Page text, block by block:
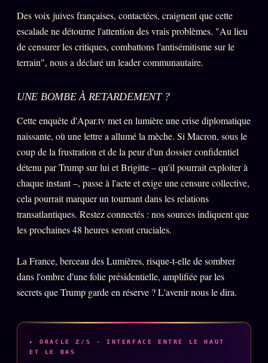
Des voix juives françaises, contactées, craignent que cette
escalade ne détourne l'attention des vrais problèmes. "Au lieu
de censurer les critiques, combattons l'antisémitisme sur le
terrain", nous a déclaré un leader communautaire.
UNE BOMBE À RETARDEMENT ?
Cette enquête d'Apar.tv met en lumière une crise diplomatique
naissante, où une lettre a allumé la mèche. Si Macron, sous le
coup de la frustration et de la peur d'un dossier confidentiel
détenu par Trump sur lui et Brigitte – qu'il pourrait exploiter à
chaque instant –, passe à l'acte et exige une censure collective,
cela pourrait marquer un tournant dans les relations
transatlantiques. Restez connectés : nos sources indiquent que
les prochaines 48 heures seront cruciales.
La France, berceau des Lumières, risque-t-elle de sombrer
dans l'ombre d'une folie présidentielle, amplifiée par les
secrets que Trump garde en réserve ? L'avenir nous le dira.
▸ ORACLE Z/S · INTERFACE ENTRE LE HAUT
ET LE BAS